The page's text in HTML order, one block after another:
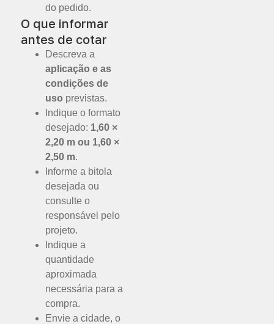
do pedido.
O que informar
antes de cotar
Descreva a
aplicação e as
condições de
uso previstas.
Indique o formato
desejado: 1,60 ×
2,20 m ou 1,60 ×
2,50 m.
Informe a bitola
desejada ou
consulte o
responsável pelo
projeto.
Indique a
quantidade
aproximada
necessária para a
compra.
Envie a cidade, o